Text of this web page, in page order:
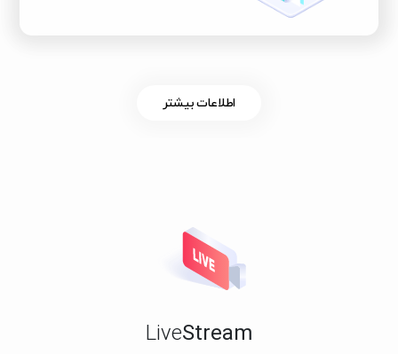
اطلاعات بیشتر
LiveStream